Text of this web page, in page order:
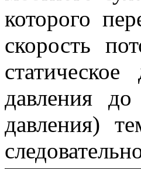
которого
скорость
давления
давления)